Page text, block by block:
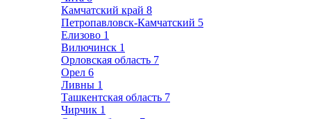
Камчатский край 8
Петропавловск-Камчатский 5
Елизово 1
Вилючинск 1
Орловская область 7
Орел 6
Ливны 1
Ташкентская область 7
Чирчик 1